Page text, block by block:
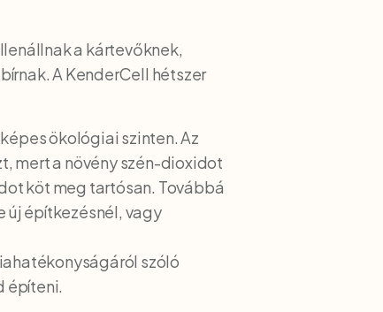
a kártevőknek,
A KenderCell hétszer
ökológiai szinten. Az
mert a növény szén-dioxidot
köt meg tartósan. Továbbá
új építkezésnél, vagy
szóló
építeni.